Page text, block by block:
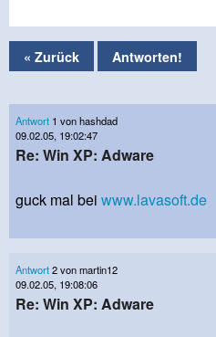
« Zurück Antworten!
Antwort 1 von hashdad
09.02.05, 19:02:47
Re: Win XP: Adware
guck mal bei www.lavasoft.de
Antwort2 von martin12
09.02.05, 19:08:06
Re: Win XP: Adware